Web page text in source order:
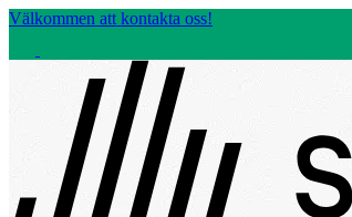
Välkommen att kontakta oss!